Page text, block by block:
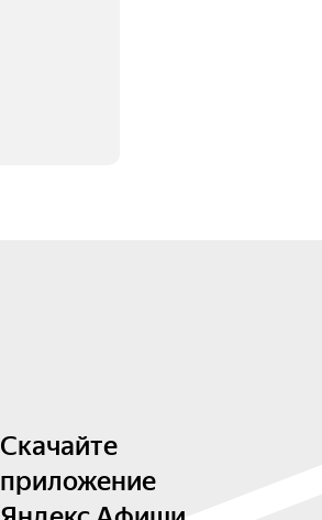
Скачайте
приложение